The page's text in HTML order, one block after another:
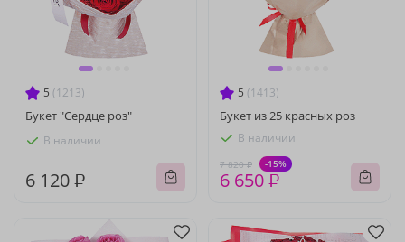
5 (1213)
Букет "Сердце роз"
В наличии
6 120 ₽
5 (1413)
Букет из 25 красных роз
В наличии
7 820 ₽ -15%
6 650 ₽